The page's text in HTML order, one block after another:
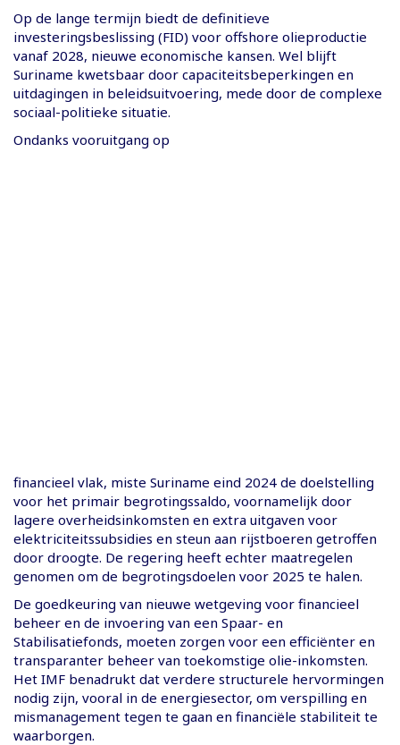
Op de lange termijn biedt de definitieve
investeringsbeslissing (FID) voor offshore olieproductie
vanaf 2028, nieuwe economische kansen. Wel blijft
Suriname kwetsbaar door capaciteitsbeperkingen en
uitdagingen in beleidsuitvoering, mede door de complexe
sociaal-politieke situatie.
Ondanks vooruitgang op
financieel vlak, miste Suriname eind 2024 de doelstelling
voor het primair begrotingssaldo, voornamelijk door
lagere overheidsinkomsten en extra uitgaven voor
elektriciteitssubsidies en steun aan rijstboeren getroffen
door droogte. De regering heeft echter maatregelen
genomen om de begrotingsdoelen voor 2025 te halen.
De goedkeuring van nieuwe wetgeving voor financieel
beheer en de invoering van een Spaar- en
Stabilisatiefonds, moeten zorgen voor een efficiënter en
transparanter beheer van toekomstige olie-inkomsten.
Het IMF benadrukt dat verdere structurele hervormingen
nodig zijn, vooral in de energiesector, om verspilling en
mismanagement tegen te gaan en financiële stabiliteit te
waarborgen.